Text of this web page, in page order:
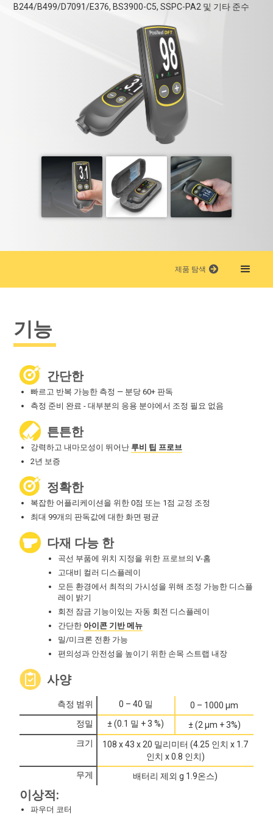
B244/B499/D7091/E376, BS3900-C5, SSPC-PA2 및 기타 준수
제품 탐색
기능
간단한
빠르고 반복 가능한 측정 — 분당 60+ 판독
측정 준비 완료 - 대부분의 응용 분야에서 조정 필요 없음
튼튼한
강력하고 내마모성이 뛰어난 루비 팁 프로브
2년 보증
정확한
복잡한 어플리케이션을 위한 0점 또는 1점 교정 조정
최대 99개의 판독값에 대한 화면 평균
다재 다능 한
곡선 부품에 위치 지정을 위한 프로브의 V-홈
고대비 컬러 디스플레이
모든 환경에서 최적의 가시성을 위해 조정 가능한 디스플
레이 밝기
회전 잠금 기능이있는 자동 회전 디스플레이
간단한 아이콘 기반 메뉴
밀/미크론 전환 가능
편의성과 안전성을 높이기 위한 손목 스트랩 내장
사양
측정 범위 0 – 40 밀
0 – 1000 μm
정밀
± (0.1 밀 + 3 %)
± (2 μm + 3%)
크기
108 x 43 x 20 밀리미터 (4.25 인치 x 1.7
인치 x 0.8 인치)
무게
배터리 제외 g 1.9온스)
이상적:
파우더 코터